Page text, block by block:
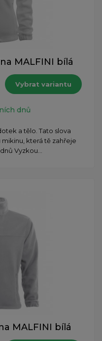
MALFINI bílá
Vybrat variantu
dnů
a tělo. Tato slova
která tě zahřeje
Vyzkou...
MALFINI bílá